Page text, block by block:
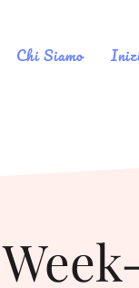
Chi Siamo